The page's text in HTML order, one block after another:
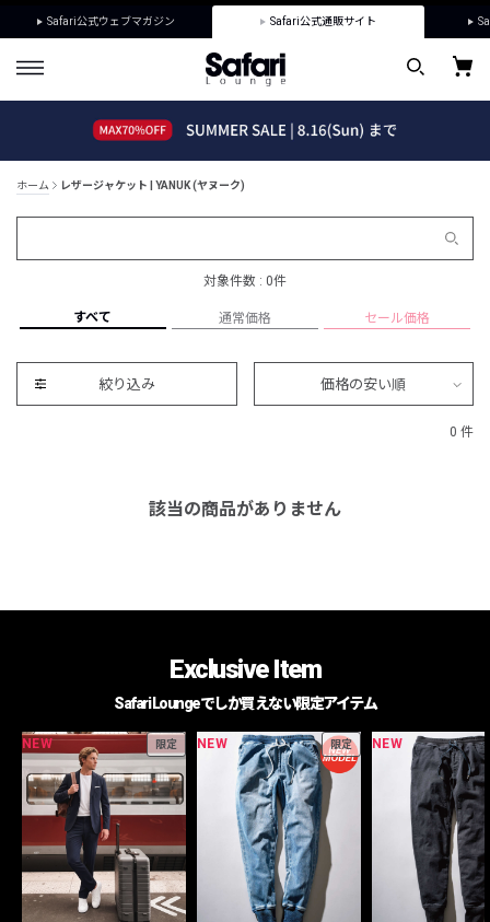
Safari公式ウェブマガジン Safari公式通販サイト
ホーム レザージャケット | YANUK (ヤヌーク)
対象件数 : 0件
すべて 通常価格 セール価格
絞り込み 価格の安い順
0 件
該当の商品がありません
Exclusive Item
Safari Loungeでしか買えない限定アイテム
NEW 限定 NEW 限定 NEW